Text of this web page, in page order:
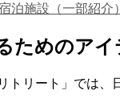
泊施設（一部紹介）
ためのアイ
トリート」では